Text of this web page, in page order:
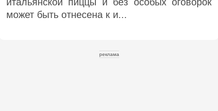
может быть отнесена к и...
реклама